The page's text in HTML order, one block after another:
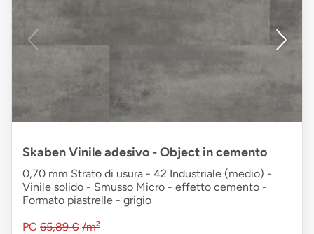
Skaben Vinile adesivo - Object in cemento
0,70 mm Strato di usura - 42 Industriale (medio) -
Vinile solido - Smusso Micro - effetto cemento -
Formato piastrelle - grigio
PC 65,89 € /m²